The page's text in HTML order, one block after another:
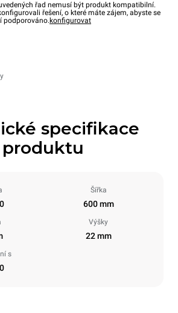
řad nemusí být produkt kompatibilní.
řešení, o které máte zájem, abyste se
podporováno. konfigurovat
specifikace
produktu
Šířka
600 mm
Výšky
22 mm
s